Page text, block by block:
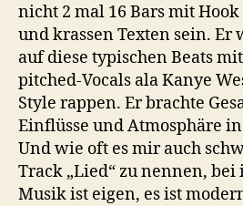
nicht 2 mal 16 Bars mit
und krassen Texten sein. Er
auf diese typischen Beats
pitched-Vocals ala Kanye
Style rappen. Er brachte
Einflüsse und Atmosphäre
Und wie oft es mir auch
Track „Lied“ zu nennen, bei
Musik ist eigen, es ist